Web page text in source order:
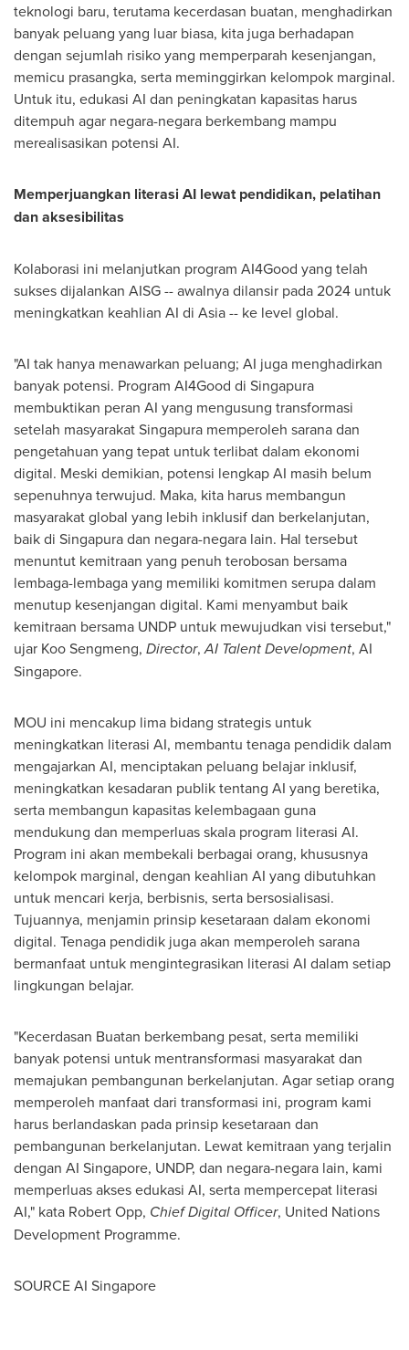
teknologi baru, terutama kecerdasan buatan, menghadirkan
banyak peluang yang luar biasa, kita juga berhadapan
dengan sejumlah risiko yang memperparah kesenjangan,
memicu prasangka, serta meminggirkan kelompok marginal.
Untuk itu, edukasi AI dan peningkatan kapasitas harus
ditempuh agar negara-negara berkembang mampu
merealisasikan potensi AI.
Memperjuangkan literasi AI lewat pendidikan, pelatihan
dan aksesibilitas
Kolaborasi ini melanjutkan program AI4Good yang telah
sukses dijalankan AISG -- awalnya dilansir pada 2024 untuk
meningkatkan keahlian AI di Asia -- ke level global.
"AI tak hanya menawarkan peluang; AI juga menghadirkan
banyak potensi. Program AI4Good di Singapura
membuktikan peran AI yang mengusung transformasi
setelah masyarakat Singapura memperoleh sarana dan
pengetahuan yang tepat untuk terlibat dalam ekonomi
digital. Meski demikian, potensi lengkap AI masih belum
sepenuhnya terwujud. Maka, kita harus membangun
masyarakat global yang lebih inklusif dan berkelanjutan,
baik di Singapura dan negara-negara lain. Hal tersebut
menuntut kemitraan yang penuh terobosan bersama
lembaga-lembaga yang memiliki komitmen serupa dalam
menutup kesenjangan digital. Kami menyambut baik
kemitraan bersama UNDP untuk mewujudkan visi tersebut,"
ujar Koo Sengmeng, Director,AI Talent Development, AI
Singapore.
MOU ini mencakup lima bidang strategis untuk
meningkatkan literasi AI, membantu tenaga pendidik dalam
mengajarkan AI, menciptakan peluang belajar inklusif,
meningkatkan kesadaran publik tentang AI yang beretika,
serta membangun kapasitas kelembagaan guna
mendukung dan memperluas skala program literasi AI.
Program ini akan membekali berbagai orang, khususnya
kelompok marginal, dengan keahlian AI yang dibutuhkan
untuk mencari kerja, berbisnis, serta bersosialisasi.
Tujuannya, menjamin prinsip kesetaraan dalam ekonomi
digital. Tenaga pendidik juga akan memperoleh sarana
bermanfaat untuk mengintegrasikan literasi AI dalam setiap
lingkungan belajar.
"Kecerdasan Buatan berkembang pesat, serta memiliki
banyak potensi untuk mentransformasi masyarakat dan
memajukan pembangunan berkelanjutan. Agar setiap orang
memperoleh manfaat dari transformasi ini, program kami
harus berlandaskan pada prinsip kesetaraan dan
pembangunan berkelanjutan. Lewat kemitraan yang terjalin
dengan AI Singapore, UNDP, dan negara-negara lain, kami
memperluas akses edukasi AI, serta mempercepat literasi
AI," kata Robert Opp, Chief Digital Officer, United Nations
Development Programme.
SOURCE AI Singapore